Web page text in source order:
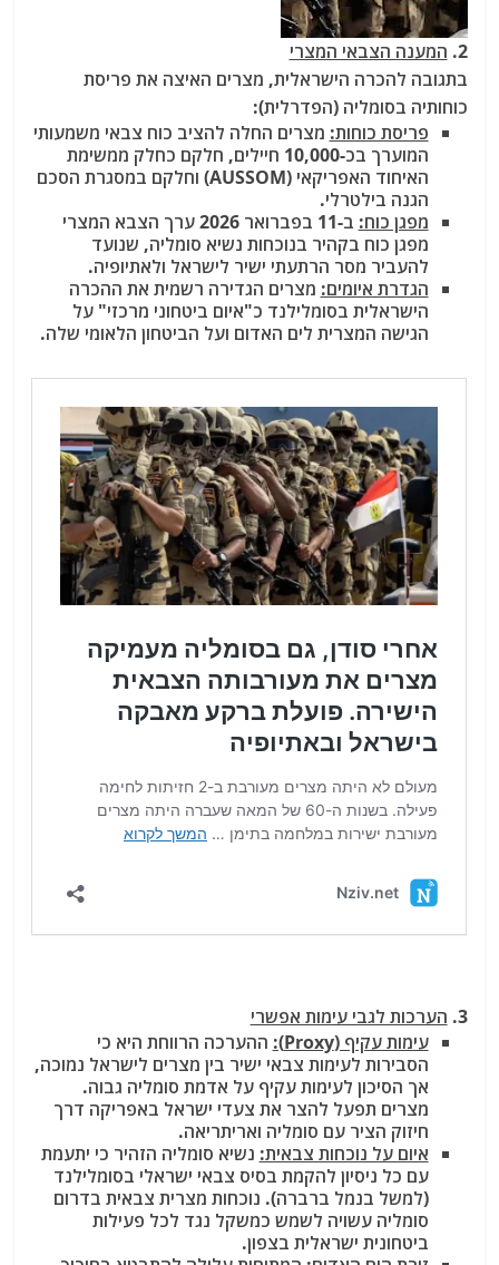
2. המענה הצבאי המצרי
בתגובה להכרה הישראלית, מצרים האיצה את פריסת
כוחותיה בסומליה (הפדרלית):
פריסת כוחות: מצרים החלה להציב כוח צבאי משמעותי
המוערך בכ-10,000 חיילים, חלקם כחלק ממשימת
האיחוד האפריקאי (AUSSOM) וחלקם במסגרת הסכם
הגנה בילטרלי.
מפגן כוח:
ב-11 בפברואר 2026 ערך הצבא המצרי
מפגן כוח בקהיר בנוכחות נשיא סומליה, שנועד
להעביר מסר הרתעתי ישיר לישראל ולאתיופיה.
הגדרת איומים: מצרים הגדירה רשמית את ההכרה
הישראלית בסומלילנד כ"איום ביטחוני מרכזי" על
הגישה המצרית לים האדום ועל הביטחון הלאומי שלה.
3. הערכות לגבי עימות אפשרי
עימות עקיף (Proxy):
ההערכה הרווחת היא כי
הסבירות לעימות צבאי ישיר בין מצרים לישראל נמוכה,
אך הסיכון לעימות עקיף על אדמת סומליה גבוה.
מצרים תפעל להצר את צעדי ישראל באפריקה דרך
חיזוק הציר עם סומליה ואריתריאה.
איום על נוכחות צבאית: נשיא סומליה הזהיר כי יתעמת
עם כל ניסיון להקמת בסיס צבאי ישראלי בסומלילנד
(למשל בנמל ברברה). נוכחות מצרית צבאית בדרום
סומליה עשויה לשמש כמשקל נגד לכל פעילות
ביטחונית ישראלית בצפון.